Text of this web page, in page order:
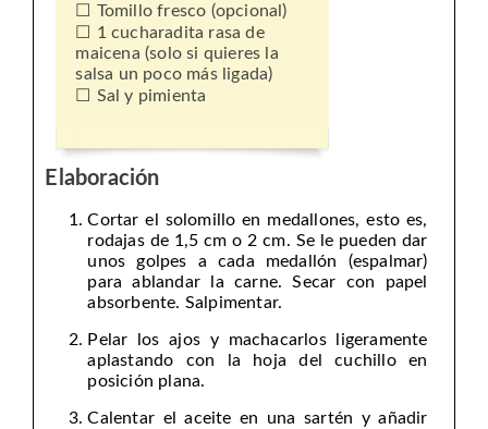
Tomillo fresco (opcional)
1 cucharadita rasa de
maicena (solo si quieres la
salsa un poco más ligada)
Sal y pimienta
Elaboración
Cortar el solomillo en medallones, esto es,
rodajas de 1,5 cm o 2 cm. Se le pueden dar
unos golpes a cada medallón (espalmar)
para ablandar la carne. Secar con papel
absorbente. Salpimentar.
Pelar los ajos y machacarlos ligeramente
aplastando con la hoja del cuchillo en
posición plana.
Calentar el aceite en una sartén y añadir